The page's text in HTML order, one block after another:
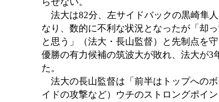
法大は82分、左サイドバックの黒崎隼
なり、数的に不利な状況となったが「却
と思う」（法大・長山監督）と先制点を
優勝の有力候補の筑波大が敗れ、法大が3
た。
法大の長山監督は「前半はトップへの
イドの攻撃など）ウチのストロングポイ